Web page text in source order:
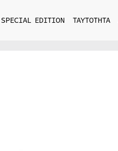
SPECIAL EDITION ΤΑΥΤΟΤΗΤΑ